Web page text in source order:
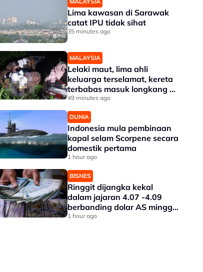
Lima kawasan di Sarawak
catat IPU tidak sihat
35 minutes ago
MALAYSIA
Lelaki maut, lima ahli
keluarga terselamat, kereta
terbabas masuk longkang di
Kampung Gajah
49 minutes ago
DUNIA
Indonesia mula pembinaan
kapal selam Scorpene secara
domestik pertama
1 hour ago
BISNES
Ringgit dijangka kekal
dalam jajaran 4.07 -4.09
berbanding dolar AS minggu
depan
1 hour ago